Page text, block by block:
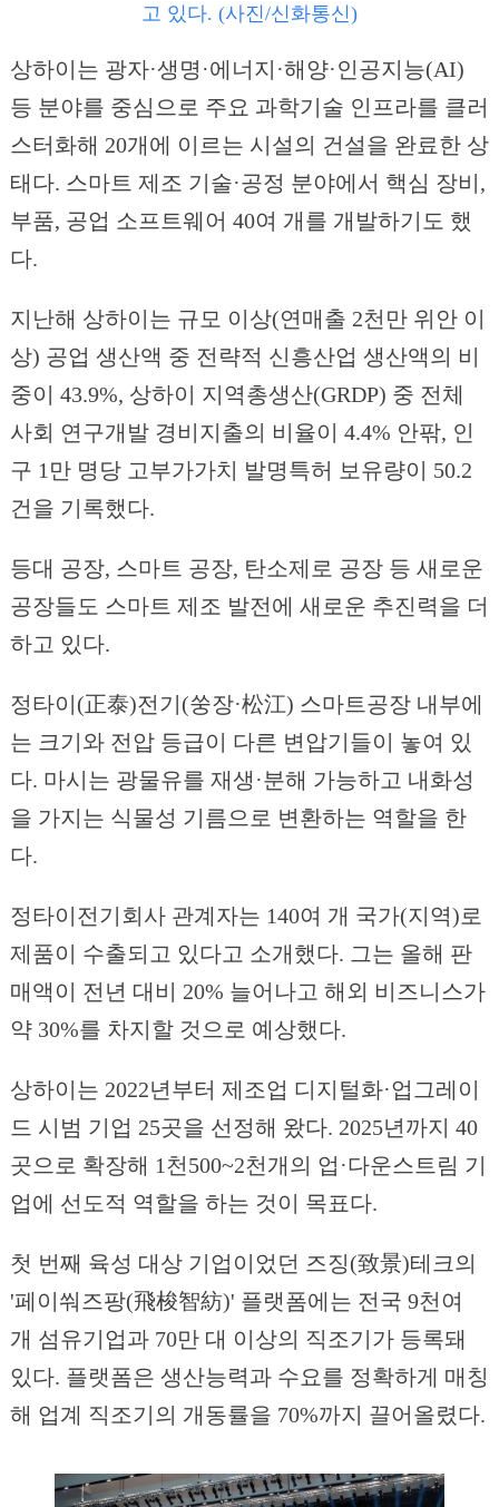
고 있다. (사진/신화통신)
상하이는 광자·생명·에너지·해양·인공지능(AI)
등 분야를 중심으로 주요 과학기술 인프라를 클러
스터화해 20개에 이르는 시설의 건설을 완료한 상
태다. 스마트 제조 기술·공정 분야에서 핵심 장비,
부품, 공업 소프트웨어 40여 개를 개발하기도 했
다.
지난해 상하이는 규모 이상(연매출 2천만 위안 이
상) 공업 생산액 중 전략적 신흥산업 생산액의 비
중이 43.9%, 상하이 지역총생산(GRDP) 중 전체
사회 연구개발 경비지출의 비율이 4.4% 안팎, 인
구 1만 명당 고부가가치 발명특허 보유량이 50.2
건을 기록했다.
등대 공장, 스마트 공장, 탄소제로 공장 등 새로운
공장들도 스마트 제조 발전에 새로운 추진력을 더
하고 있다.
정타이(正泰)전기(쑹장·松江) 스마트공장 내부에
는 크기와 전압 등급이 다른 변압기들이 놓여 있
다. 마시는 광물유를 재생·분해 가능하고 내화성
을 가지는 식물성 기름으로 변환하는 역할을 한
다.
정타이전기회사 관계자는 140여 개 국가(지역)로
제품이 수출되고 있다고 소개했다. 그는 올해 판
매액이 전년 대비 20% 늘어나고 해외 비즈니스가
약 30%를 차지할 것으로 예상했다.
상하이는 2022년부터 제조업 디지털화·업그레이
드 시범 기업 25곳을 선정해 왔다. 2025년까지 40
곳으로 확장해 1천500~2천개의 업·다운스트림 기
업에 선도적 역할을 하는 것이 목표다.
첫 번째 육성 대상 기업이었던 즈징(致景)테크의
'페이쒀즈팡(飛梭智紡)' 플랫폼에는 전국 9천여
개 섬유기업과 70만 대 이상의 직조기가 등록돼
있다. 플랫폼은 생산능력과 수요를 정확하게 매칭
해 업계 직조기의 개동률을 70%까지 끌어올렸다.